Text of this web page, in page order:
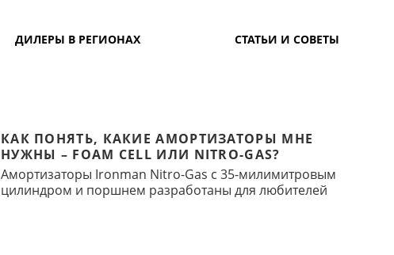
ДИЛЕРЫ В РЕГИОНАХ СТАТЬИ И СОВЕТЫ
КАК ПОНЯТЬ, КАКИЕ АМОРТИЗАТОРЫ МНЕ
НУЖНЫ – FOAM CELL ИЛИ NITRO-GAS?
Амортизаторы Ironman Nitro-Gas с 35-милимитровым
цилиндром и поршнем разработаны для любителей